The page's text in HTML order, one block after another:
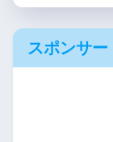
スポンサー